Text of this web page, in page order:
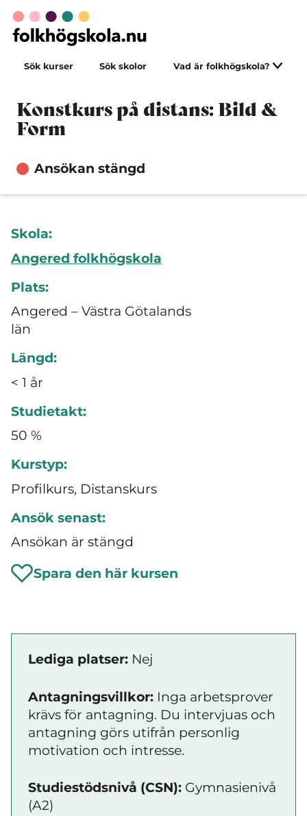
Sök kurser Sök skolor Vad är folkhögskola?
Konstkurs på distans: Bild &
Form
Ansökan stängd
Skola:
Angered folkhögskola
Plats:
Angered – Västra Götalands
län
Längd:
< 1 år
Studietakt:
50 %
Kurstyp:
Profilkurs, Distanskurs
Ansök senast:
Ansökan är stängd
Spara den här kursen
Lediga platser: Nej
Antagningsvillkor: Inga arbetsprover
krävs för antagning. Du intervjuas och
antagning görs utifrån personlig
motivation och intresse.
Studiestödsnivå (CSN): Gymnasienivå
(A2)